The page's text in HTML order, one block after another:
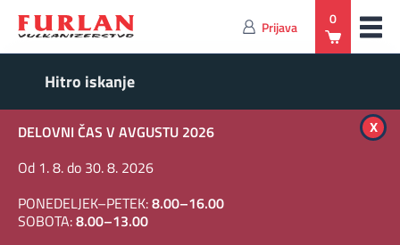
Prijava 0
DELOVNI ČAS V AVGUSTU 2026
Od 1. 8. do 30. 8. 2026
PONEDELJEK–PETEK:8.00–16.00
SOBOTA:8.00–13.00
x